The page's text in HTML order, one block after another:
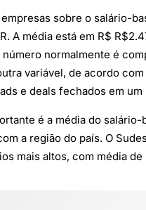
sobre o salário-
A média está em R$
normalmente é
variável, de acordo com
e deals fechados em um
é a média do salário-
a região do país. O
mais altos, com média de